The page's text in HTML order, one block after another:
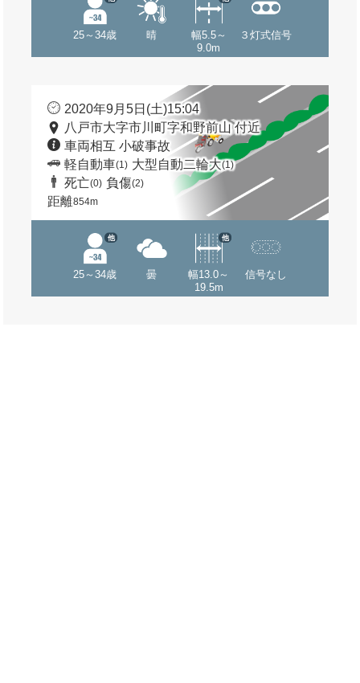
25～34歳 晴
幅5.5～
9.0m
３灯式信号
2020年9月5日(土)15:04
八戸市大字市川町字和野前山 付近
車両相互 小破事故
軽自動車(1) 大型自動二輪大(1)
死亡(0) 負傷(2)
距離854m
25～34歳
他
曇
幅13.0～
19.5m
他
信号なし